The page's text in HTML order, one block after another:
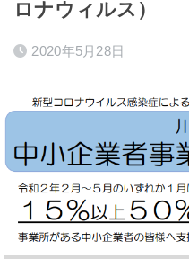
ロナウィルス）
2020年5月28日